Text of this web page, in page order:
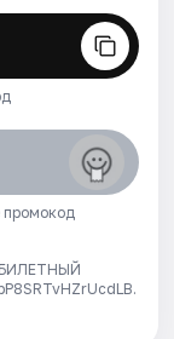
промокод